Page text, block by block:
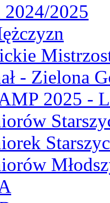
2025
- Zielona
2025 -